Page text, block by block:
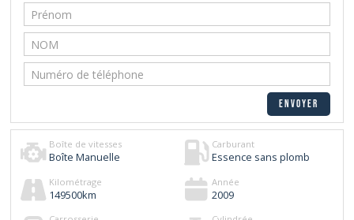
Boîte de vitesses
Boîte Manuelle
Carburant
Essence sans plomb
Kilométrage
149500km
Année
2009